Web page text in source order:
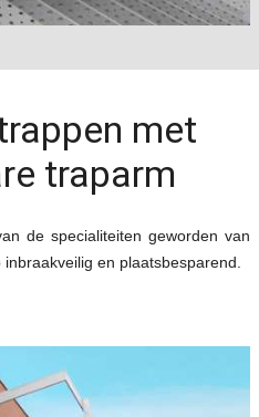
met
traparm
de specialiteiten geworden van
en plaatsbesparend.